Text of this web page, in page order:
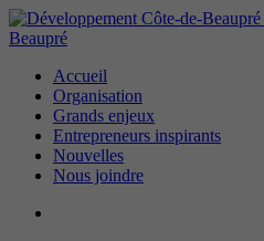
Beaupré
Accueil
Organisation
Grands enjeux
Entrepreneurs inspirants
Nouvelles
Nous joindre